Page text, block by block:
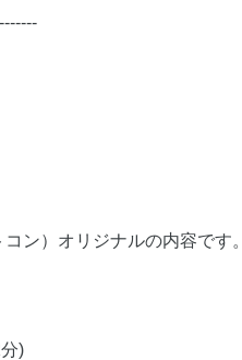
ン）オリジナルの内容です。
)